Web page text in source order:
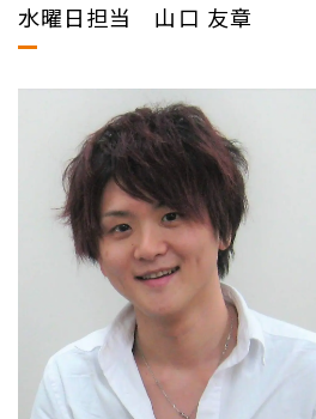
水曜日担当 山口 友章